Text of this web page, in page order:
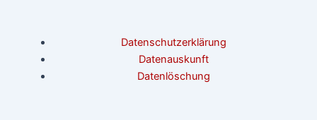
Datenschutzerklärung
Datenauskunft
Datenlöschung